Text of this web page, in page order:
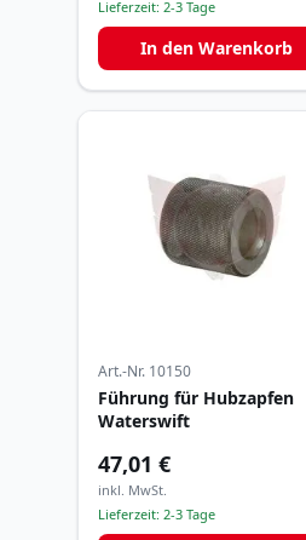
Lieferzeit: 2-3 Tage
In den Warenkorb
Art.-Nr. 10150
Führung für Hubzapfen
Waterswift
47,01 €
inkl. MwSt.
Lieferzeit: 2-3 Tage